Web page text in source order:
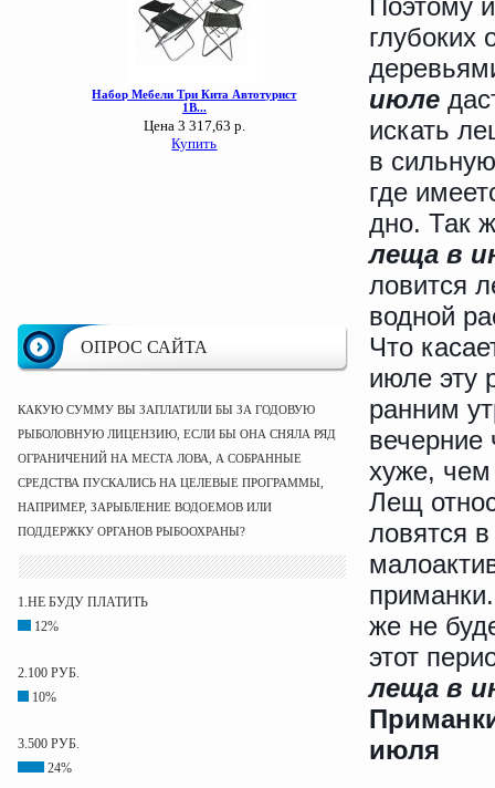
ОПРОС САЙТА
КАКУЮ СУММУ ВЫ ЗАПЛАТИЛИ БЫ ЗА ГОДОВУЮ
РЫБОЛОВНУЮ ЛИЦЕНЗИЮ, ЕСЛИ БЫ ОНА СНЯЛА РЯД
ОГРАНИЧЕНИЙ НА МЕСТА ЛОВА, А СОБРАННЫЕ
СРЕДСТВА ПУСКАЛИСЬ НА ЦЕЛЕВЫЕ ПРОГРАММЫ,
НАПРИМЕР, ЗАРЫБЛЕНИЕ ВОДОЕМОВ ИЛИ
ПОДДЕРЖКУ ОРГАНОВ РЫБООХРАНЫ?
1.НЕ БУДУ ПЛАТИТЬ
12%
2.100 РУБ.
10%
3.500 РУБ.
24%
Поэтому
глубоких
июле
искать
в
где
дно. Так
леща в
ловится
водной
Что
июле эту
ранним
вечерние
хуже,
Лещ
ловятся
же не
этот
леща в